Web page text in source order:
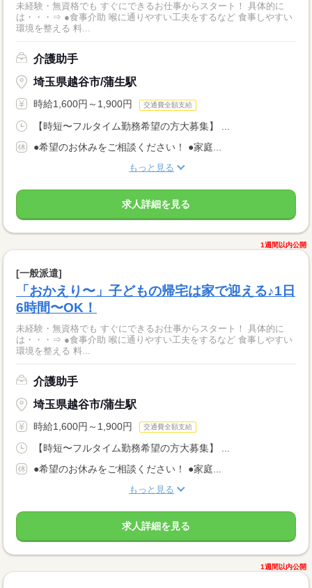
未経験・無資格でも すぐにできるお仕事からスタート！ 具体的に
は・・・⇒ ●食事介助 喉に通りやすい工夫をするなど 食事しやすい
環境を整える 料...
介護助手
埼玉県越谷市/蒲生駅
時給1,600円～1,900円 交通費全額支給
【時短〜フルタイム勤務希望の方大募集】 ...
●希望のお休みをご相談ください！ ●家庭...
もっと見る
求人詳細を見る
1週間以内公開
[一般派遣]
「おかえり〜」子どもの帰宅は家で迎える♪1日
6時間〜OK！
未経験・無資格でも すぐにできるお仕事からスタート！ 具体的に
は・・・⇒ ●食事介助 喉に通りやすい工夫をするなど 食事しやすい
環境を整える 料...
介護助手
埼玉県越谷市/蒲生駅
時給1,600円～1,900円 交通費全額支給
【時短〜フルタイム勤務希望の方大募集】 ...
●希望のお休みをご相談ください！ ●家庭...
もっと見る
求人詳細を見る
1週間以内公開